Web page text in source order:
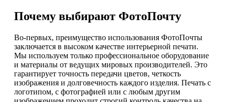
Почему выбирают ФотоПочту
Во-первых, преимущество использования ФотоПочты
заключается в высоком качестве интерьерной печати.
Мы используем только профессиональное оборудование
и материалы от ведущих мировых производителей. Это
гарантирует точность передачи цветов, четкость
изображения и долговечность каждого изделия. Печать с
логотипом, с фотографией или с любым другим